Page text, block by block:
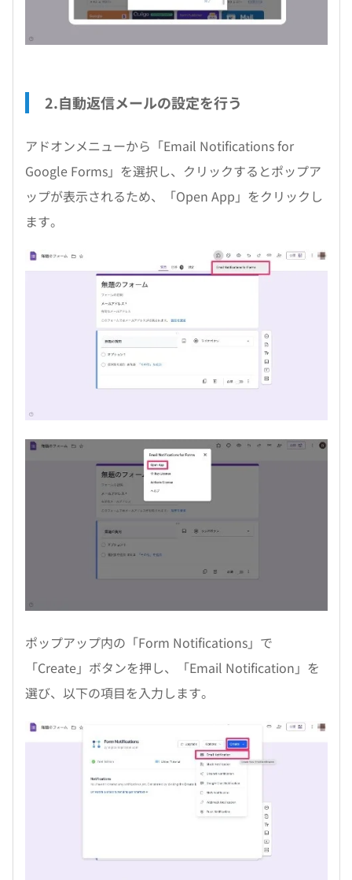
2.自動返信メールの設定を行う
アドオンメニューから「Email Notifications for
Google Forms」を選択し、クリックするとポップア
ップが表示されるため、「Open App」をクリックし
ます。
ポップアップ内の「Form Notifications」で
「Create」ボタンを押し、「Email Notification」を
選び、以下の項目を入力します。